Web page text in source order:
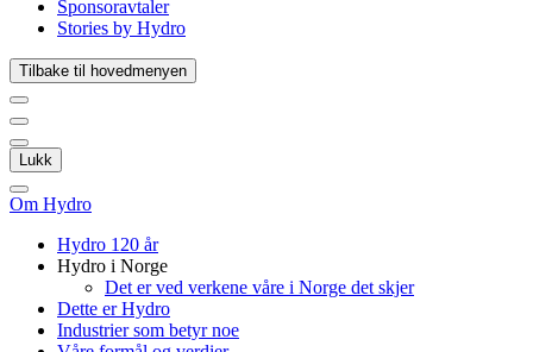
Sponsoravtaler
Stories by Hydro
Tilbake til hovedmenyen
Lukk
Om Hydro
Hydro 120 år
Hydro i Norge
Det er ved verkene våre i Norge det skjer
Dette er Hydro
Industrier som betyr noe